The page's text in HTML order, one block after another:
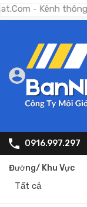
- Kênh thông tin
0916.997.297
Đường/ Khu Vực
Tất cả